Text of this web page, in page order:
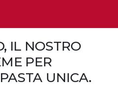
IL NOSTRO
PER
UNICA.